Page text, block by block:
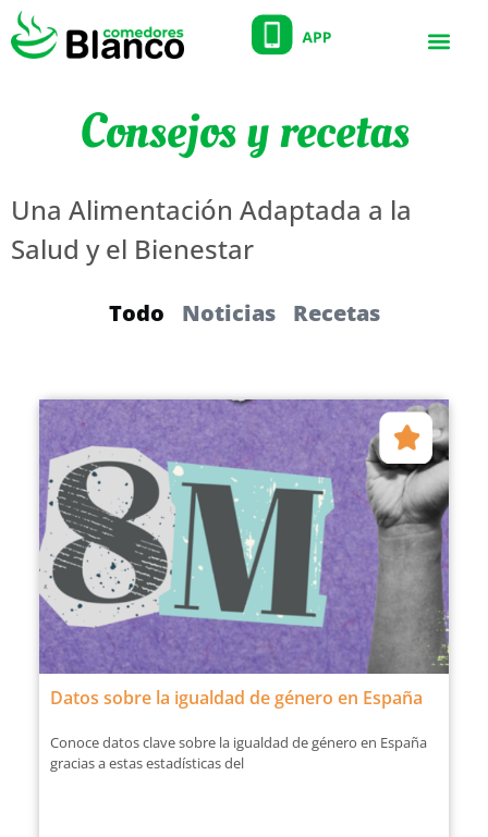
Consejos y recetas
Una Alimentación Adaptada a la
Salud y el Bienestar
Noticias Recetas
Todo
Datos sobre la igualdad de género en España
Conoce datos clave sobre la igualdad de género en España
gracias a estas estadísticas del